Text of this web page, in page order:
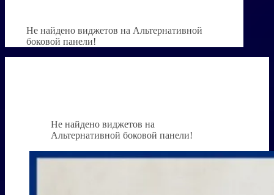
Не найдено виджетов на Альтернативной
боковой панели!
Не найдено виджетов на
Альтернативной боковой панели!